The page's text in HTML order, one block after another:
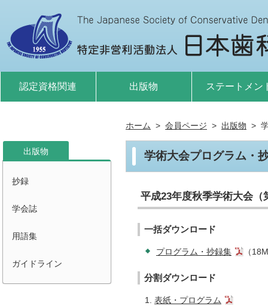
認定資格関連 出版物 ステートメン
ホーム 会員ページ 出版物
学術大会プログラム・
平成23年度秋季学術大会（
一括ダウンロード
プログラム・抄録集 （
分割ダウンロード
表紙・プログラム
出版物
抄録
学会誌
用語集
ガイドライン